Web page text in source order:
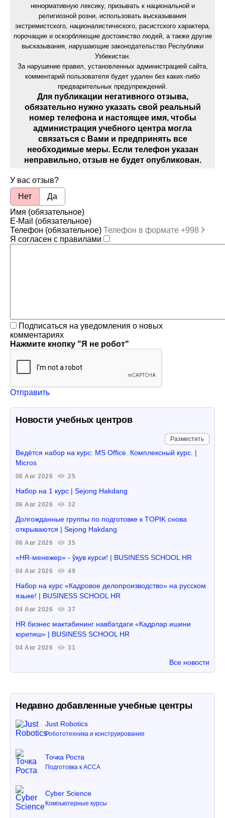
ненормативную лексику, призывать к национальной и
религиозной розни, использовать высказывания
экстремистского, националистического, расистского характера,
порочащие и оскорбляющие достоинство людей, а также другие
высказывания, нарушающие законодательство Республики
Узбекистан.
За нарушение правил, установленных администрацией сайта,
комментарий пользователя будет удален без каких-либо
предварительных предупреждений.
Для публикации негативного отзыва,
обязательно нужно указать свой реальный
номер телефона и настоящее имя, чтобы
администрация учебного центра могла
связаться с Вами и предпринять все
необходимые меры. Если телефон указан
неправильно, отзыв не будет опубликован.
У вас отзыв?
Нет
Да
Имя (обязательное)
E-Mail (обязательное)
Телефон (обязательное)
Я согласен с правилами
Подписаться на уведомления о новых
комментариях
Нажмите кнопку "Я не робот"
Отправить
Новости учебных центров
Разместить
Ведётся набор на курс: MS Office. Комплексный курс. |
Micros
06 Авг 2026 25
Набор на 1 курс | Sejong Hakdang
06 Авг 2026 32
Долгожданные группы по подготовке к TOPIK снова
открываются | Sejong Hakdang
06 Авг 2026 35
«HR-менежер» - ўқув курси! | BUSINESS SCHOOL HR
04 Авг 2026 49
Набор на курс «Кадровое делопроизводство» на русском
языке! | BUSINESS SCHOOL HR
04 Авг 2026 37
HR бизнес мактабининг навбатдаги «Кадрлар ишини
юритиш» | BUSINESS SCHOOL HR
04 Авг 2026 31
Все новости
Недавно добавленные учебные центры
Just Robotics
Робототехника и конструирование
Точка Роста
Подготовка к ACCA
Cyber Science
Компьютерные курсы